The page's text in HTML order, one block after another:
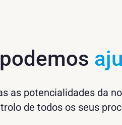
as potencialidades da
de todos os seus